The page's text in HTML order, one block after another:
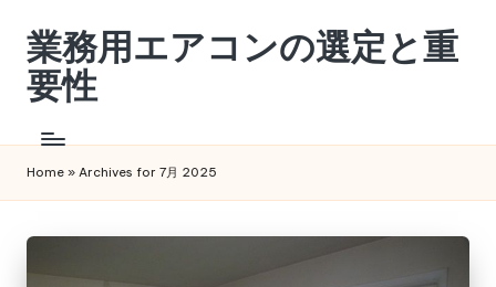
Skip
content
業務用エアコンの選定と重
要性
務
用
エ
コ
Home » Archives for 7月 2025